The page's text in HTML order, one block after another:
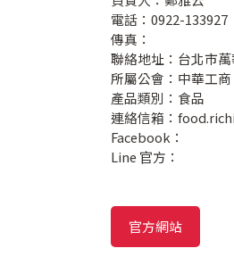
電話：0922-133927
傳真：
聯絡地址：台北市
所屬公會：中華工商
產品類別：食品
連絡信箱：
Facebook：
Line 官方：
官方網站